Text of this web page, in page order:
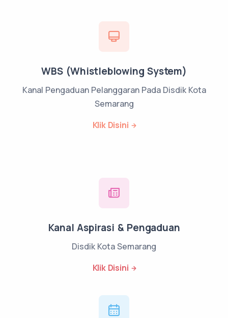
WBS (Whistleblowing System)
Kanal Pengaduan Pelanggaran Pada Disdik Kota
Semarang
Klik Disini
Kanal Aspirasi & Pengaduan
Disdik Kota Semarang
Klik Disini